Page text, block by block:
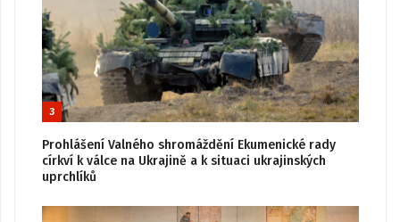
3
Prohlášení Valného shromáždění Ekumenické rady
církví k válce na Ukrajině a k situaci ukrajinských
uprchlíků